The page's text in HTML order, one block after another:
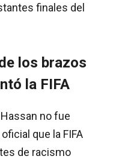
finales del
los brazos
la FIFA
no fue
que la FIFA
de racismo